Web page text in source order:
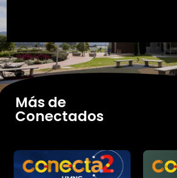
Más de
Conectados